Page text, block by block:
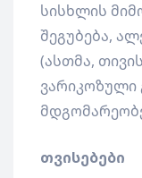
სისხლის
შეგუბება,
(ასთმა,
ვარიკოზული
თვისებები